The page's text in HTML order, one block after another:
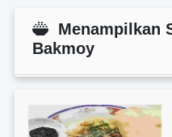
Menampilkan
Bakmoy